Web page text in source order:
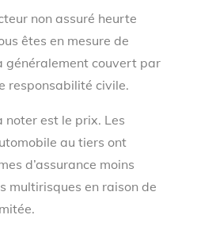
non assuré heurte
êtes en mesure de
généralement couvert par
responsabilité civile.
noter est le prix. Les
au tiers ont
d’assurance moins
multirisques en raison de